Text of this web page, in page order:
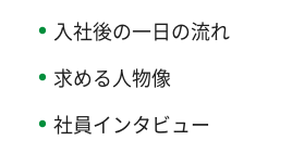
入社後の一日の流れ
求める人物像
社員インタビュー